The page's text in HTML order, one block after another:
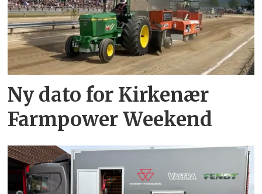
Ny dato for Kirkenær
Farmpower Weekend